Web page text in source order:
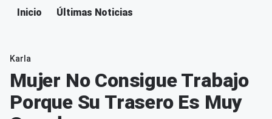
Inicio Últimas Noticias
Karla
Mujer No Consigue Trabajo
Porque Su Trasero Es Muy